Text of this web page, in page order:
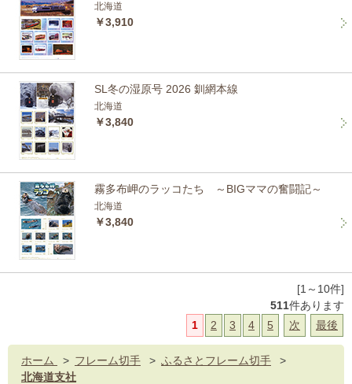
北海道
￥3,910
SL冬の湿原号 2026 釧網本線
北海道
￥3,840
霧多布岬のラッコたち ～BIGママの奮闘記～
北海道
￥3,840
[1～10件]
511件あります
1
2 3 4 5 次 最後
ホーム > フレーム切手 > ふるさとフレーム切手
>
北海道支社